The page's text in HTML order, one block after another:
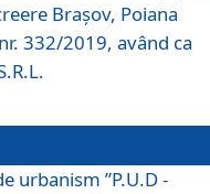
Brașov, Poiana
332/2019, având ca
urbanism ”P.U.D -